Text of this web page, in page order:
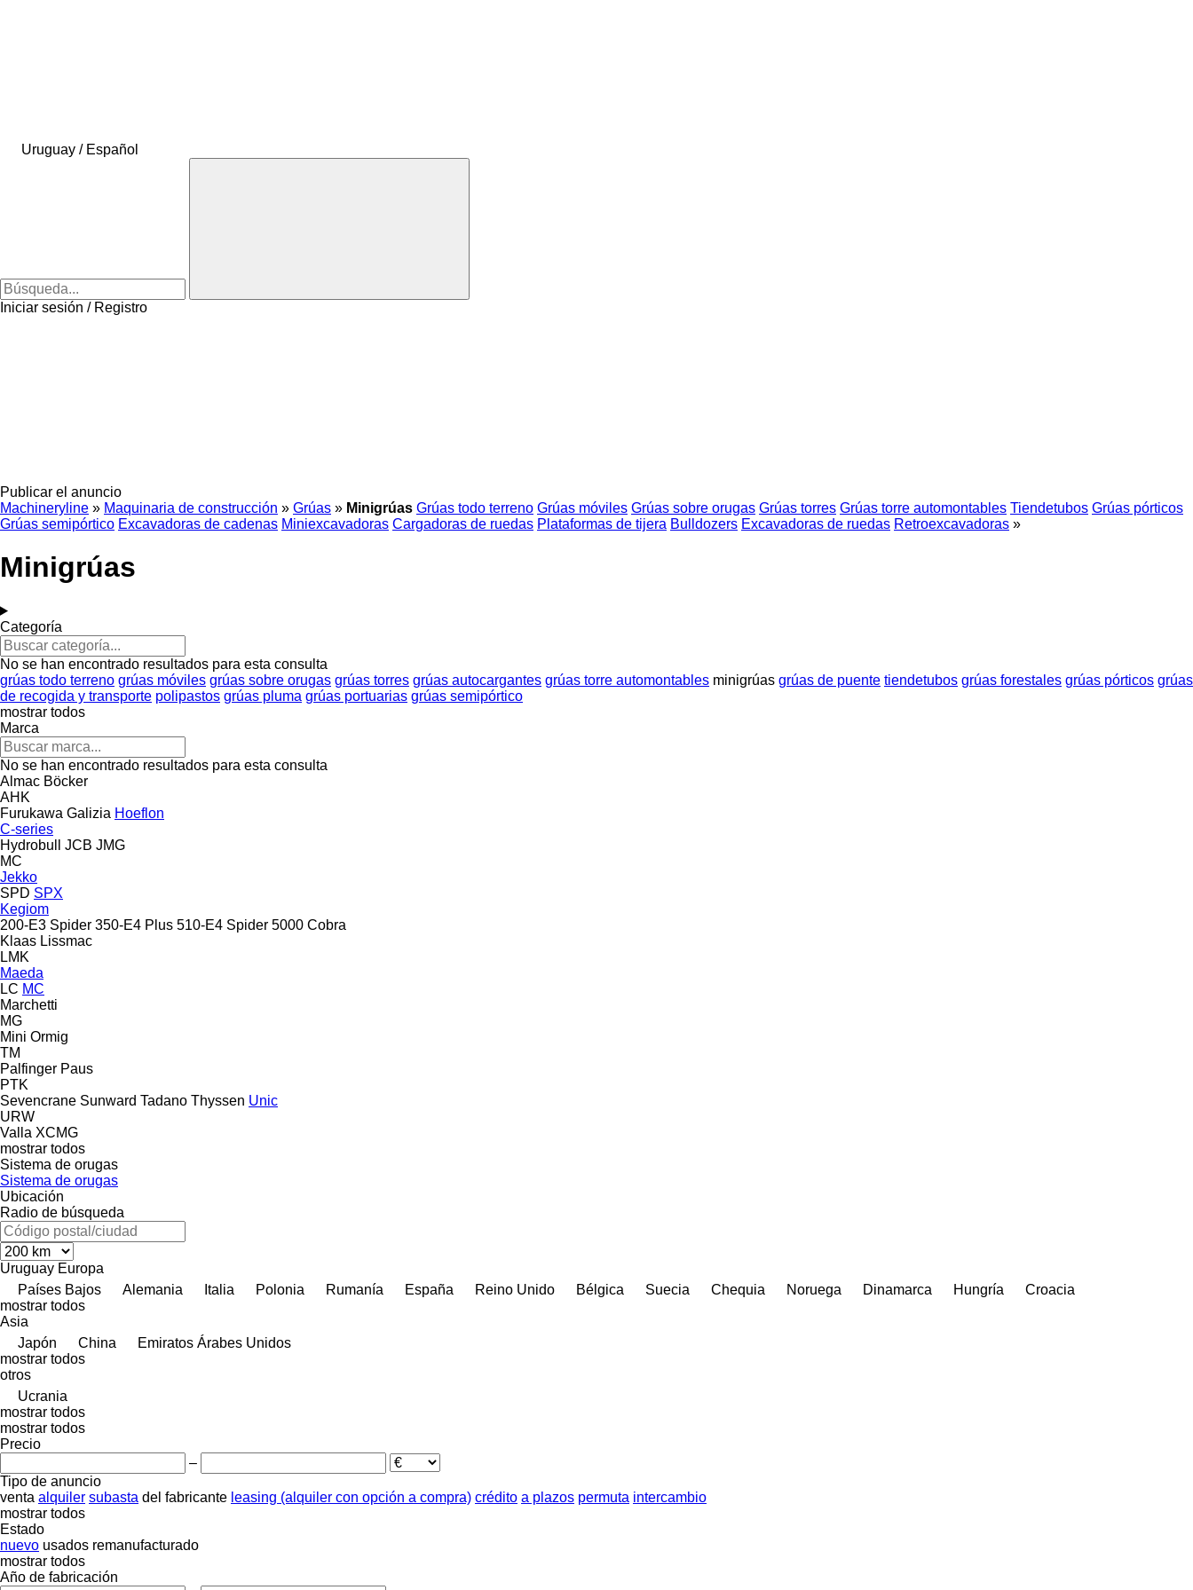
Uruguay / Español
Iniciar sesión / Registro
Publicar el anuncio
Machineryline » Maquinaria de construcción » Grúas » Minigrúas Grúas todo terreno Grúas móviles Grúas sobre orugas Grúas torres Grúas torre automontables Tiendetubos Grúas pórticos
Grúas semipórtico Excavadoras de cadenas Miniexcavadoras Cargadoras de ruedas Plataformas de tijera Bulldozers Excavadoras de ruedas Retroexcavadoras »
Minigrúas
Categoría
No se han encontrado resultados para esta consulta
grúas todo terreno grúas móviles grúas sobre orugas grúas torres grúas autocargantes grúas torre automontables minigrúas grúas de puente tiendetubos grúas forestales grúas pórticos grúas
de recogida y transporte polipastos grúas pluma grúas portuarias grúas semipórtico
mostrar todos
Marca
No se han encontrado resultados para esta consulta
Almac Böcker
AHK
Furukawa Galizia Hoeflon
C-series
Hydrobull
JCB JMG
MC
Jekko
SPD SPX
Kegiom
200-E3 Spider 350-E4 Plus 510-E4 Spider 5000 Cobra
Klaas Lissmac
LMK
Maeda
LC MC
Marchetti
MG
Mini Ormig
TM
Palfinger Paus
PTK
Sevencrane Sunward Tadano Thyssen Unic
URW
Valla XCMG
mostrar todos
Sistema de orugas
Sistema de orugas
Ubicación
Radio de búsqueda
Uruguay Europa
Países Bajos
Alemania Italia Polonia Rumanía España Reino Unido Bélgica Suecia Chequia Noruega Dinamarca Hungría
Croacia
mostrar todos
Asia
Japón
China
Emiratos Árabes Unidos
mostrar todos
otros
Ucrania
mostrar todos
mostrar todos
Precio
–
Tipo de anuncio
venta alquiler subasta del fabricante leasing (alquiler con opción a compra) crédito a plazos permuta intercambio
mostrar todos
Estado
nuevo usados remanufacturado
mostrar todos
Año de fabricación